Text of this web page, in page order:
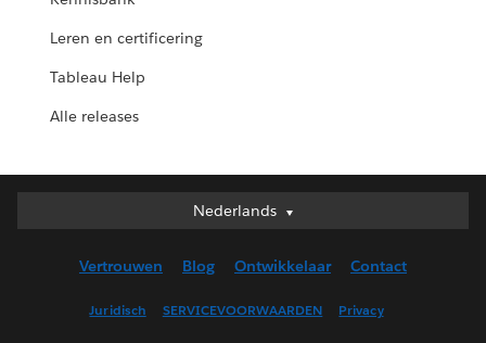
Leren en certificering
Tableau Help
Alle releases
Nederlands
Nederlands
English (UK)
Vertrouwen Blog Ontwikkelaar Contact
Juridisch SERVICEVOORWAARDEN Privacy